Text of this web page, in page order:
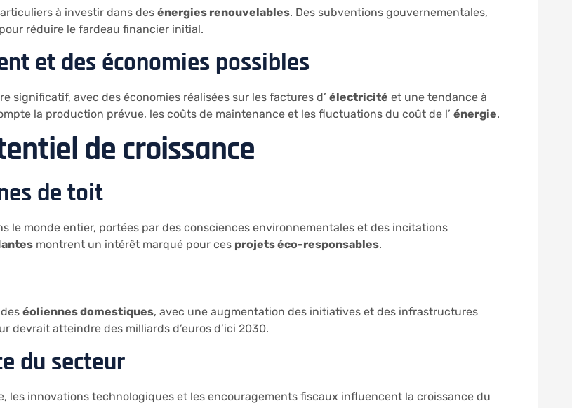
à investir dans des énergies renouvelables. Des subventions gouvernementales,
réduire le fardeau financier initial.
et des économies possibles
significatif, avec des économies réalisées sur les factures d’ électricité et une tendance à
la production prévue, les coûts de maintenance et les fluctuations du coût de l’ énergie.
de croissance
de toit
le monde entier, portées par des consciences environnementales et des incitations
montrent un intérêt marqué pour ces projets éco-responsables.
éoliennes domestiques, avec une augmentation des initiatives et des infrastructures
devrait atteindre des milliards d’euros d’ici 2030.
du secteur
les innovations technologiques et les encouragements fiscaux influencent la croissance du